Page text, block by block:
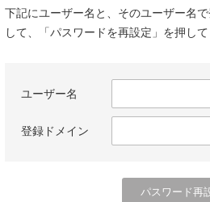
下記にユーザー名と、そのユーザー名
して、「パスワードを再設定」を押して
ユーザー名
登録ドメイン